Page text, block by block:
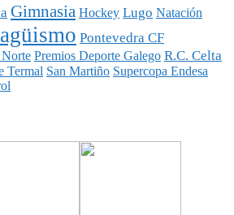
Gimnasia Hockey Lugo Natación
Pontevedra CF
Norte Premios Deporte Galego R.C. Celta
Termal San Martiño Supercopa Endesa